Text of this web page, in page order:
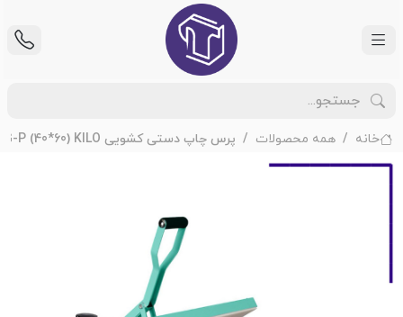
خانه همه محصولات پرس چاپ دستی کشویی CH-64G-P (40*60) KILO